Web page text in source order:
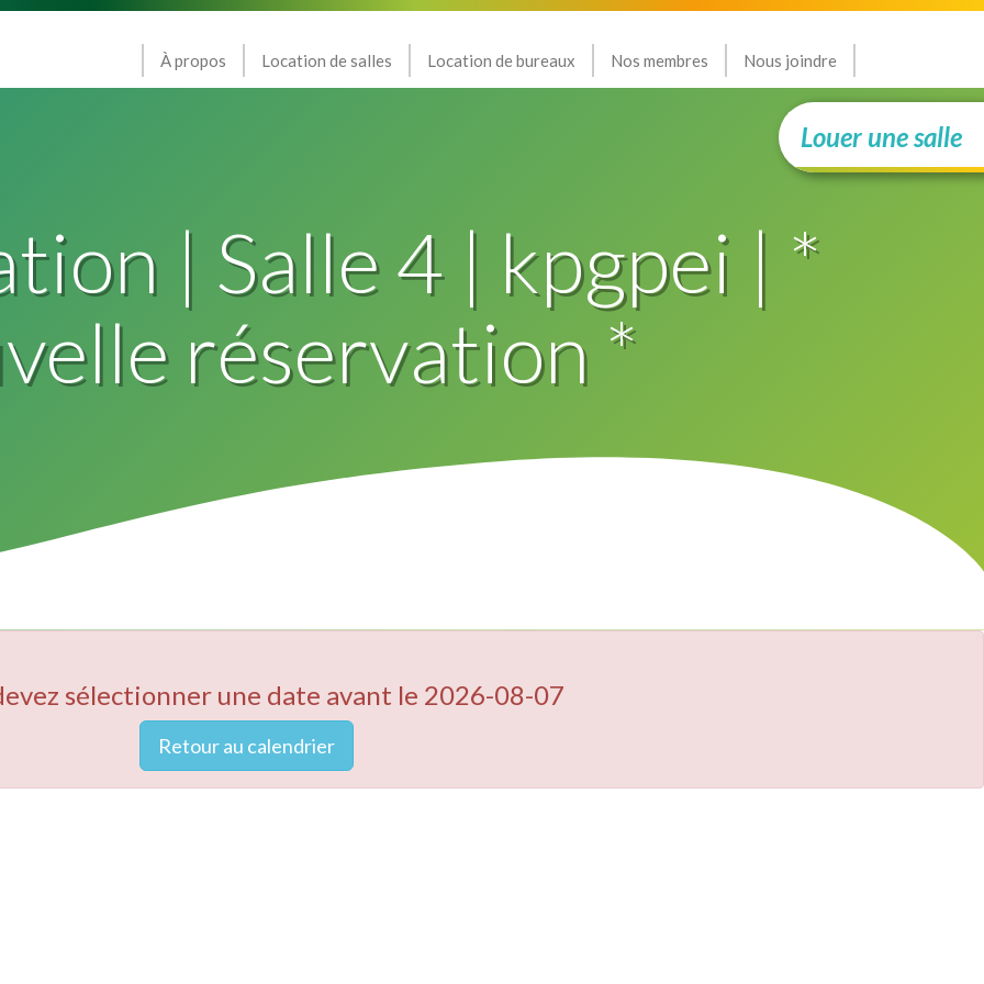
À propos Location de salles Location de bureaux Nos membres Nous joindre
Louer une salle
| Salle 4 | kpgpei | *
réservation *
sélectionner une date avant le 2026-08-07
Retour au calendrier